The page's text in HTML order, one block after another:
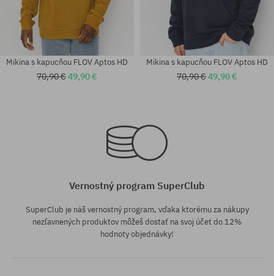
Mikina s kapucňou FLOV Aptos HD
70,90 €49,90 €
Mikina s kapucňou FLOV Aptos HD
70,90 €49,90 €
Vernostný program SuperClub
SuperClub je náš vernostný program, vďaka ktorému za nákupy
nezľavnených produktov môžeš dostať na svoj účet do 12%
hodnoty objednávky!